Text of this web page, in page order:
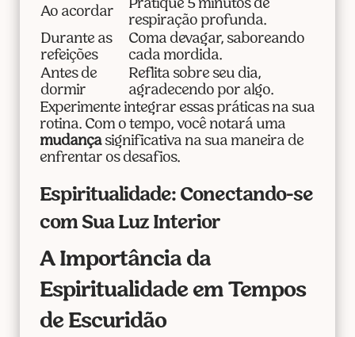
Ao acordar
Pratique 5 minutos de
respiração profunda.
Durante as
refeições
Coma devagar, saboreando
cada mordida.
Antes de
dormir
Reflita sobre seu dia,
agradecendo por algo.
Experimente integrar essas práticas na sua
rotina. Com o tempo, você notará uma
mudançasignificativa na sua maneira de
enfrentar os desafios.
Espiritualidade: Conectando-se
com Sua Luz Interior
A Importância da
Espiritualidade em Tempos
de Escuridão